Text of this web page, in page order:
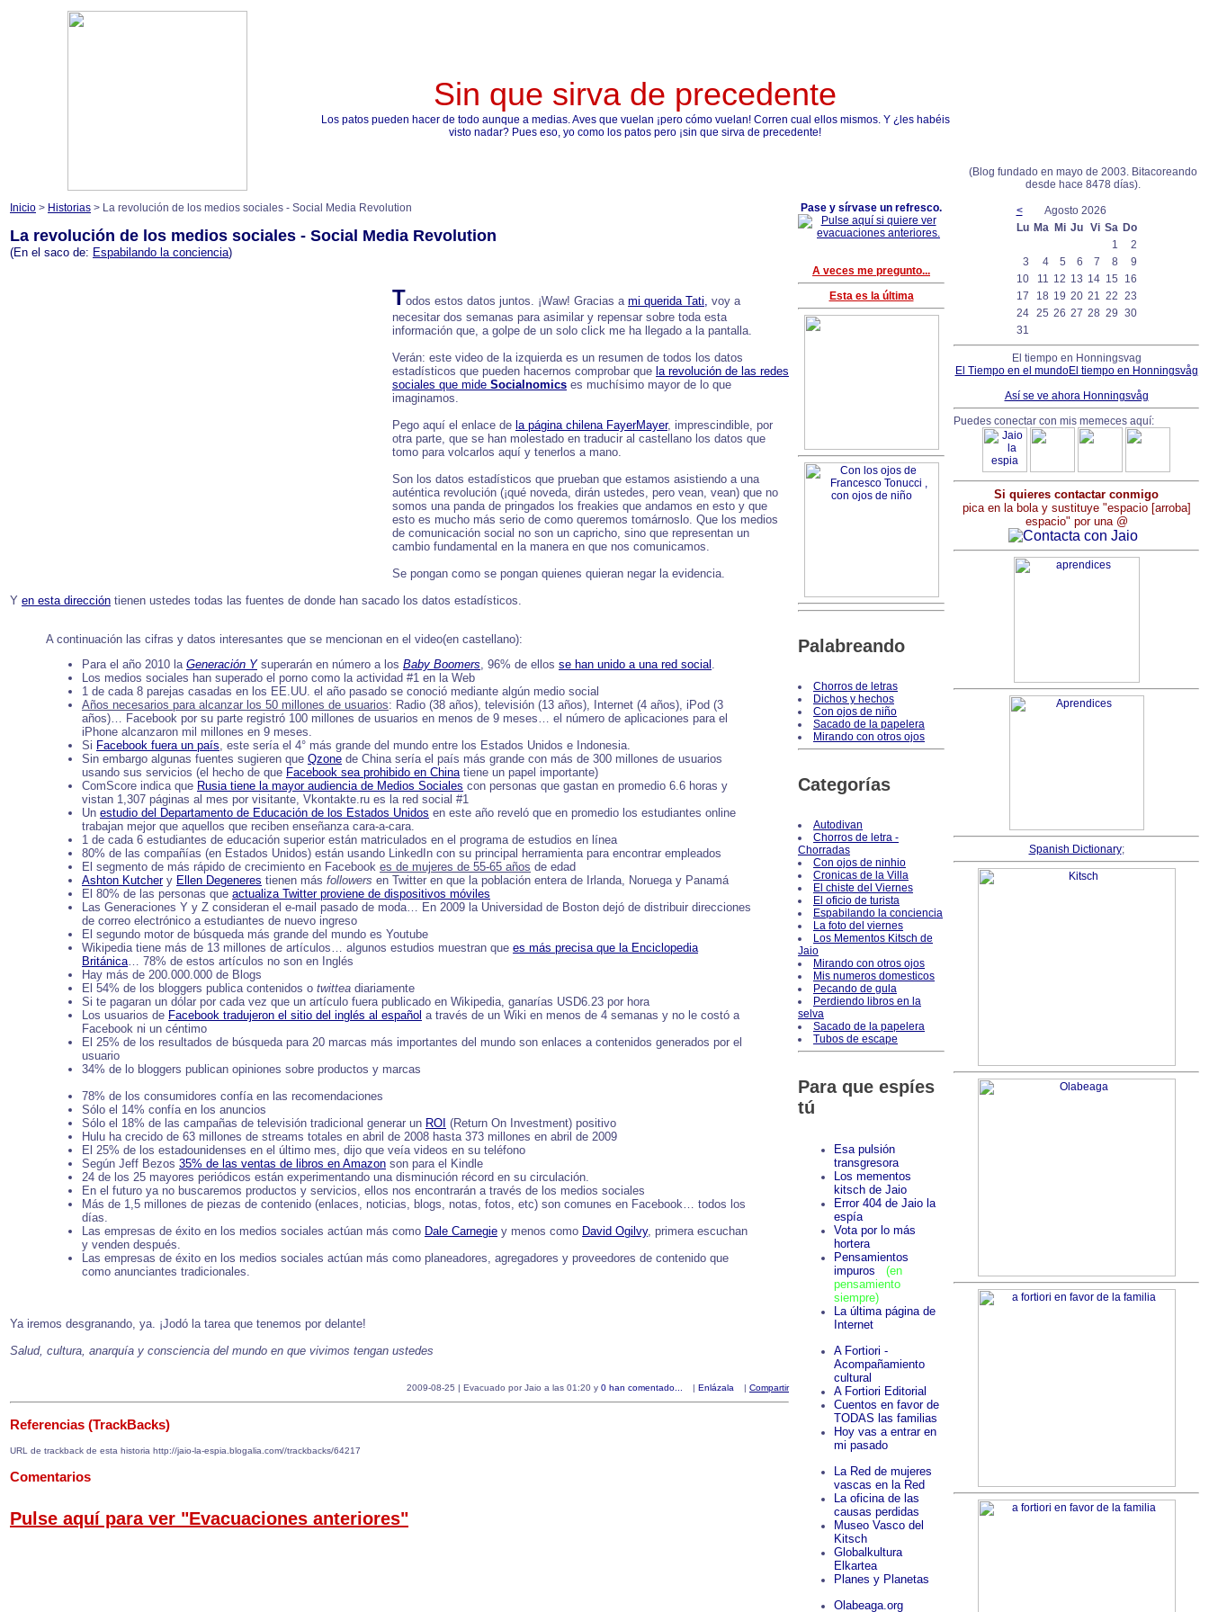
Sin que sirva de precedente
Los patos pueden hacer de todo aunque a medias. Aves que vuelan ¡pero cómo vuelan! Corren cual ellos mismos. Y ¿les habéis
visto nadar? Pues eso, yo como los patos pero ¡sin que sirva de precedente!
(Blog fundado en mayo de 2003. Bitacoreando
desde hace 8478 días).
Inicio > Historias > La revolución de los medios sociales - Social Media Revolution
La revolución de los medios sociales - Social Media Revolution
(En el saco de: Espabilando la conciencia)
Todos estos datos juntos. ¡Waw! Gracias a mi querida Tati, voy a
necesitar dos semanas para asimilar y repensar sobre toda esta
información que, a golpe de un solo click me ha llegado a la pantalla.
Verán: este video de la izquierda es un resumen de todos los datos
estadísticos que pueden hacernos comprobar que la revolución de las redes
sociales que mide Socialnomics es muchísimo mayor de lo que
imaginamos.
Pego aquí el enlace de la página chilena FayerMayer, imprescindible, por
otra parte, que se han molestado en traducir al castellano los datos que
tomo para volcarlos aquí y tenerlos a mano.
Son los datos estadísticos que prueban que estamos asistiendo a una
auténtica revolución (¡qué noveda, dirán ustedes, pero vean, vean) que no
somos una panda de pringados los freakies que andamos en esto y que
esto es mucho más serio de como queremos tomárnoslo. Que los medios
de comunicación social no son un capricho, sino que representan un
cambio fundamental en la manera en que nos comunicamos.
Se pongan como se pongan quienes quieran negar la evidencia.
Y en esta dirección tienen ustedes todas las fuentes de donde han sacado los datos estadísticos.
A continuación las cifras y datos interesantes que se mencionan en el video(en castellano):
Para el año 2010 la Generación Ysuperarán en número a los Baby Boomers, 96% de ellos se han unido a una red social .
Los medios sociales han superado el porno como la actividad #1 en la Web
1 de cada 8 parejas casadas en los EE.UU. el año pasado se conoció mediante algún medio social
Años necesarios para alcanzar los 50 millones de usuarios: Radio (38 años), televisión (13 años), Internet (4 años), iPod (3
años)… Facebook por su parte registró 100 millones de usuarios en menos de 9 meses… el número de aplicaciones para el
iPhone alcanzaron mil millones en 9 meses.
Si Facebook fuera un país, este sería el 4° más grande del mundo entre los Estados Unidos e Indonesia.
Sin embargo algunas fuentes sugieren que Qzone de China sería el país más grande con más de 300 millones de usuarios
usando sus servicios (el hecho de que Facebook sea prohibido en Chinatiene un papel importante)
ComScore indica que Rusia tiene la mayor audiencia de Medios Sociales con personas que gastan en promedio 6.6 horas y
vistan 1,307 páginas al mes por visitante, Vkontakte.ru es la red social #1
Un estudio del Departamento de Educación de los Estados Unidos en este año reveló que en promedio los estudiantes online
trabajan mejor que aquellos que reciben enseñanza cara-a-cara.
1 de cada 6 estudiantes de educación superior están matriculados en el programa de estudios en línea
80% de las compañías (en Estados Unidos) están usando LinkedIn con su principal herramienta para encontrar empleados
El segmento de más rápido de crecimiento en Facebook es de mujeres de 55-65 años de edad
Ashton Kutchery Ellen Degeneres tienen más followers en Twitter en que la población entera de Irlanda, Noruega y Panamá
El 80% de las personas que actualiza Twitter proviene de dispositivos móviles
Las Generaciones Y y Z consideran el e-mail pasado de moda… En 2009 la Universidad de Boston dejó de distribuir direcciones
de correo electrónico a estudiantes de nuevo ingreso
El segundo motor de búsqueda más grande del mundo es Youtube
Wikipedia tiene más de 13 millones de artículos… algunos estudios muestran que es más precisa que la Enciclopedia
Británica… 78% de estos artículos no son en Inglés
Hay más de 200.000.000 de Blogs
El 54% de los bloggers publica contenidos o twittea diariamente
Si te pagaran un dólar por cada vez que un artículo fuera publicado en Wikipedia, ganarías USD6.23 por hora
Los usuarios de Facebook tradujeron el sitio del inglés al español a través de un Wiki en menos de 4 semanas y no le costó a
Facebook ni un céntimo
El 25% de los resultados de búsqueda para 20 marcas más importantes del mundo son enlaces a contenidos generados por el
usuario
34% de lo bloggers publican opiniones sobre productos y marcas
78% de los consumidores confía en las recomendaciones
Sólo el 14% confía en los anuncios
Sólo el 18% de las campañas de televisión tradicional generar un ROI (Return On Investment) positivo
Hulu ha crecido de 63 millones de streams totales en abril de 2008 hasta 373 millones en abril de 2009
El 25% de los estadounidenses en el último mes, dijo que veía videos en su teléfono
Según Jeff Bezos 35% de las ventas de libros en Amazon son para el Kindle
24 de los 25 mayores periódicos están experimentando una disminución récord en su circulación.
En el futuro ya no buscaremos productos y servicios, ellos nos encontrarán a través de los medios sociales
Más de 1,5 millones de piezas de contenido (enlaces, noticias, blogs, notas, fotos, etc) son comunes en Facebook… todos los
días.
Las empresas de éxito en los medios sociales actúan más como Dale Carnegie y menos como David Ogilvy, primera escuchan
y venden después.
Las empresas de éxito en los medios sociales actúan más como planeadores, agregadores y proveedores de contenido que
como anunciantes tradicionales.
Ya iremos desgranando, ya. ¡Jodó la tarea que tenemos por delante!
Salud, cultura, anarquía y consciencia del mundo en que vivimos tengan ustedes
2009-08-25 | Evacuado por Jaio a las 01:20 y 0 han comentado... | Enlázala | Compartir
Referencias (TrackBacks)
URL de trackback de esta historia http://jaio-la-espia.blogalia.com//trackbacks/64217
Comentarios
Pulse aquí para ver "Evacuaciones anteriores"
Pase y sírvase un refresco.
A veces me pregunto...
Esta es la última
Palabreando
Chorros de letras
Dichos y hechos
Con ojos de niño
Sacado de la papelera
Mirando con otros ojos
Categorías
Autodivan
Chorros de letra -
Chorradas
Con ojos de ninhio
Cronicas de la Villa
El chiste del Viernes
El oficio de turista
Espabilando la conciencia
La foto del viernes
Los Mementos Kitsch de
Jaio
Mirando con otros ojos
Mis numeros domesticos
Pecando de gula
Perdiendo libros en la
selva
Sacado de la papelera
Tubos de escape
Para que espíes
tú
Esa pulsión
transgresora
Los mementos
kitsch de Jaio
Error 404 de Jaio la
espía
Vota por lo más
hortera
Pensamientos
impuros
(en
pensamiento
siempre)
La última página de
Internet
A Fortiori -
Acompañamiento
cultural
A Fortiori Editorial
Cuentos en favor de
TODAS las familias
Hoy vas a entrar en
mi pasado
La Red de mujeres
vascas en la Red
La oficina de las
causas perdidas
Museo Vasco del
Kitsch
Globalkultura
Elkartea
Planes y Planetas
Olabeaga.org
<
Agosto 2026
Lu Ma Mi Ju Vi Sa Do
1
2
3
4 5 6 7 8
9
10
11 12 13 14 15
16
17
18 19 20 21 22 23
24
25 26 27 28 29 30
31
El tiempo en Honningsvag
El Tiempo en el mundoEl tiempo en Honningsvåg
Así se ve ahora Honningsvåg
Puedes conectar con mis memeces aquí:
Si quieres contactar conmigo
pica en la bola y sustituye "espacio [arroba]
espacio" por una @
Spanish Dictionary;